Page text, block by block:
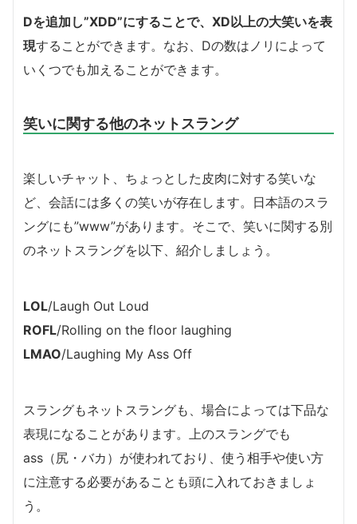
Dを追加し”XDD”にすることで、XD以上の大笑いを表
現することができます。なお、Dの数はノリによって
いくつでも加えることができます。
笑いに関する他のネットスラング
楽しいチャット、ちょっとした皮肉に対する笑いな
ど、会話には多くの笑いが存在します。日本語のスラ
ングにも”www”があります。そこで、笑いに関する別
のネットスラングを以下、紹介しましょう。
LOL/Laugh Out Loud
ROFL/Rolling on the floor laughing
LMAO/Laughing My Ass Off
スラングもネットスラングも、場合によっては下品な
表現になることがあります。上のスラングでも
ass（尻・バカ）が使われており、使う相手や使い方
に注意する必要があることも頭に入れておきましょ
う。